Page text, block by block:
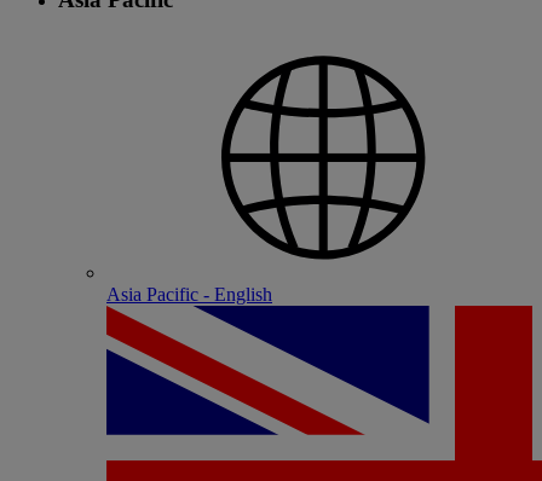
Asia Pacific - English